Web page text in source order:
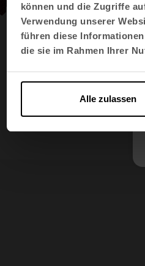
können und die Zugriffe
Verwendung unserer
führen diese
die sie im Rahmen Ihrer
Alle zulassen
65102